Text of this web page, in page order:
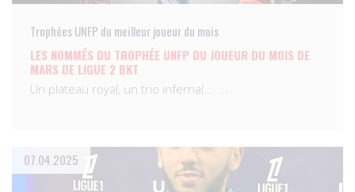
Trophées UNFP du meilleur joueur du mois
LES NOMMÉS DU TROPHÉE UNFP DU JOUEUR DU MOIS DE
MARS DE LIGUE 2 BKT
Un plateau royal, un trio infernal… …
07.04.2025